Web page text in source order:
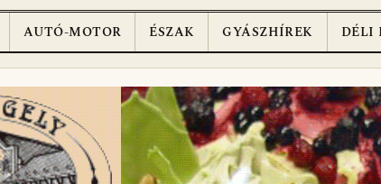
AUTÓ-MOTOR ÉSZAK GYÁSZHÍREK DÉLI